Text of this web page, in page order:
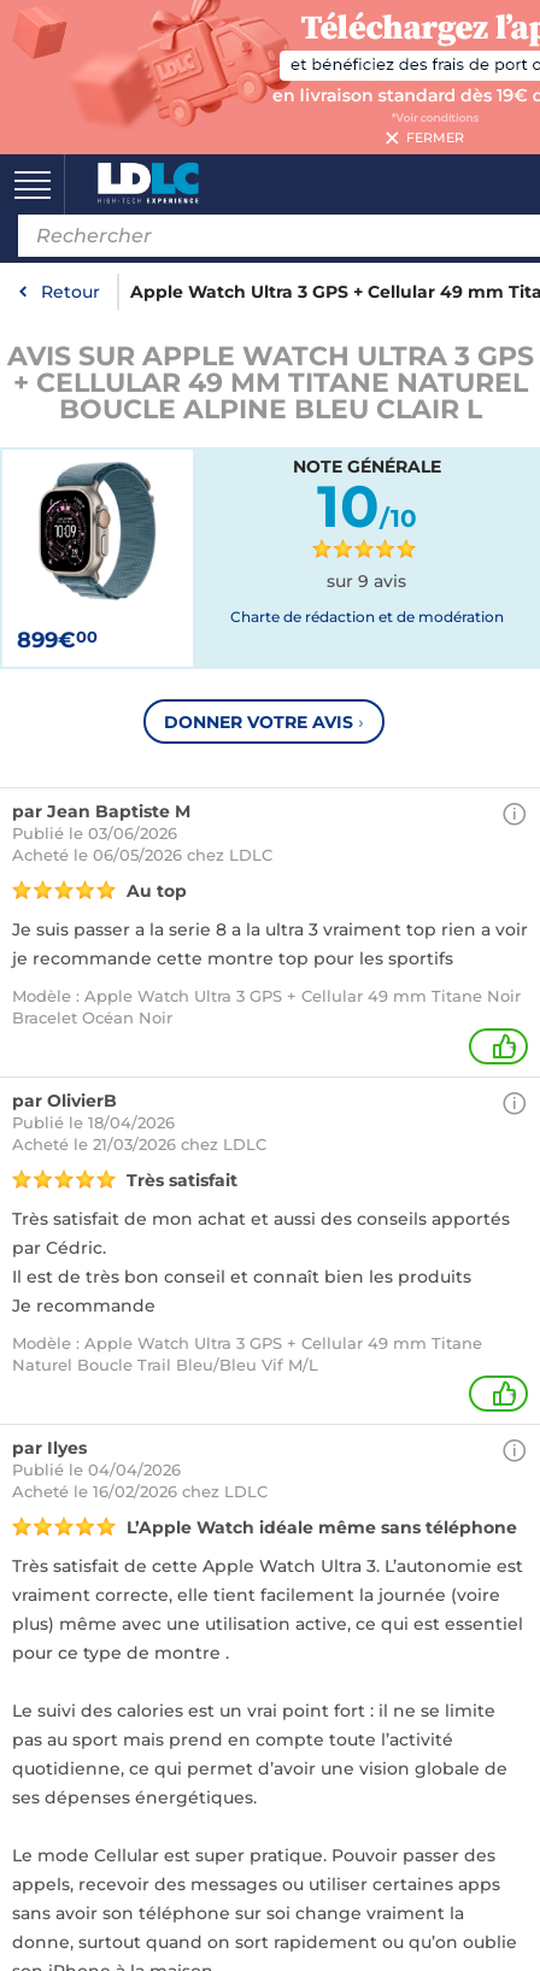
FERMER
Retour Apple Watch Ultra 3 GPS + Cellular 49 mm
AVIS SUR APPLE WATCH ULTRA 3 GPS
+ CELLULAR 49 MM TITANE NATUREL
BOUCLE ALPINE BLEU CLAIR L
899€00
NOTE GÉNÉRALE
10/10
sur 9 avis
Charte de rédaction et de modération
DONNER VOTRE AVIS ›
par Jean Baptiste M
Publié le 03/06/2026
Acheté le 06/05/2026 chez LDLC
Au top
Je suis passer a la serie 8 a la ultra 3 vraiment top rien a voir
je recommande cette montre top pour les sportifs
Modèle : Apple Watch Ultra 3 GPS + Cellular 49 mm Titane Noir
Bracelet Océan Noir
+
par OlivierB
Publié le 18/04/2026
Acheté le 21/03/2026 chez LDLC
Très satisfait
Très satisfait de mon achat et aussi des conseils apportés
par Cédric.
Il est de très bon conseil et connaît bien les produits
Je recommande
Modèle : Apple Watch Ultra 3 GPS + Cellular 49 mm Titane
Naturel Boucle Trail Bleu/Bleu Vif M/L
+
par Ilyes
Publié le 04/04/2026
Acheté le 16/02/2026 chez LDLC
L’Apple Watch idéale même sans téléphone
Très satisfait de cette Apple Watch Ultra 3. L’autonomie est
vraiment correcte, elle tient facilement la journée (voire
plus) même avec une utilisation active, ce qui est essentiel
pour ce type de montre .
Le suivi des calories est un vrai point fort : il ne se limite
pas au sport mais prend en compte toute l’activité
quotidienne, ce qui permet d’avoir une vision globale de
ses dépenses énergétiques.
Le mode Cellular est super pratique. Pouvoir passer des
appels, recevoir des messages ou utiliser certaines apps
sans avoir son téléphone sur soi change vraiment la
donne, surtout quand on sort rapidement ou qu’on oublie